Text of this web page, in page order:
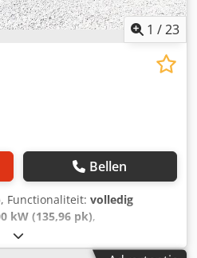
1 /23
Bellen
, Functionaliteit: volledig
kW (135,96 pk),
kW / 134 pk